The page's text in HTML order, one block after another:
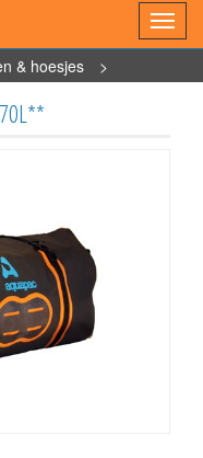
& hoesjes
>
waterdichte tas 70L**